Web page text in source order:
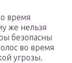
время
же нельзя
безопасны
во время
угрозы.